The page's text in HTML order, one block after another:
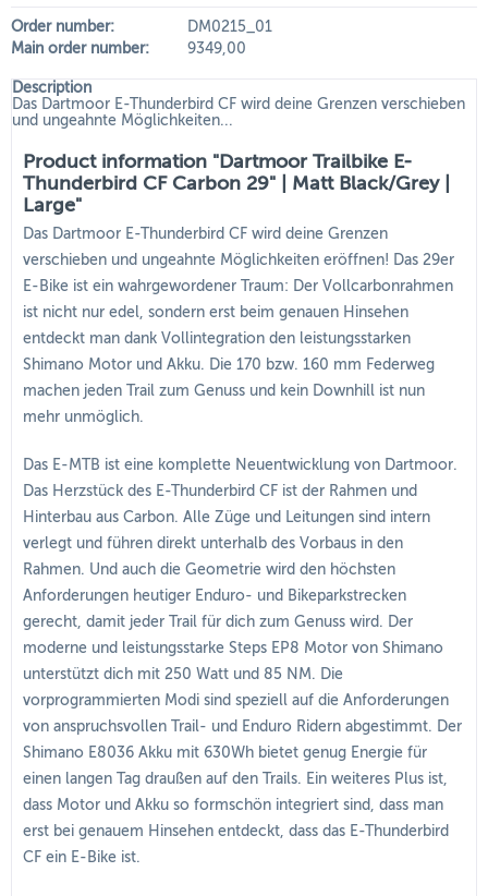
Order number:
DM0215_01
Main order number:
9349,00
Description
Das Dartmoor E-Thunderbird CF wird deine Grenzen verschieben
und ungeahnte Möglichkeiten...
Product information "Dartmoor Trailbike E-
Thunderbird CF Carbon 29" | Matt Black/Grey |
Large"
Das Dartmoor E-Thunderbird CF wird deine Grenzen
verschieben und ungeahnte Möglichkeiten eröffnen! Das 29er
E-Bike ist ein wahrgewordener Traum: Der Vollcarbonrahmen
ist nicht nur edel, sondern erst beim genauen Hinsehen
entdeckt man dank Vollintegration den leistungsstarken
Shimano Motor und Akku. Die 170 bzw. 160 mm Federweg
machen jeden Trail zum Genuss und kein Downhill ist nun
mehr unmöglich.
Das E-MTB ist eine komplette Neuentwicklung von Dartmoor.
Das Herzstück des E-Thunderbird CF ist der Rahmen und
Hinterbau aus Carbon. Alle Züge und Leitungen sind intern
verlegt und führen direkt unterhalb des Vorbaus in den
Rahmen. Und auch die Geometrie wird den höchsten
Anforderungen heutiger Enduro- und Bikeparkstrecken
gerecht, damit jeder Trail für dich zum Genuss wird. Der
moderne und leistungsstarke Steps EP8 Motor von Shimano
unterstützt dich mit 250 Watt und 85 NM. Die
vorprogrammierten Modi sind speziell auf die Anforderungen
von anspruchsvollen Trail- und Enduro Ridern abgestimmt. Der
Shimano E8036 Akku mit 630Wh bietet genug Energie für
einen langen Tag draußen auf den Trails. Ein weiteres Plus ist,
dass Motor und Akku so formschön integriert sind, dass man
erst bei genauem Hinsehen entdeckt, dass das E-Thunderbird
CF ein E-Bike ist.